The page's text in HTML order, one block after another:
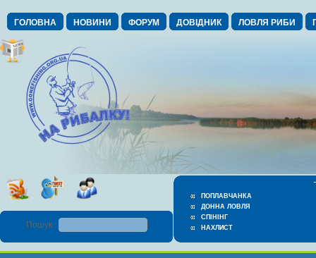
ГОЛОВНА НОВИНИ ФОРУМ ДОВІДНИК ЛОВЛЯ РИБИ
ПОПЛАВЧАНКА
ДОННА ЛОВЛЯ
СПІНІНГ
НАХЛИСТ
Пошук :